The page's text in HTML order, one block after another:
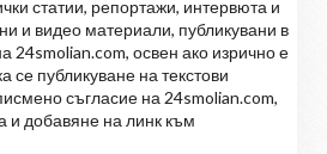
статии, репортажи, интервюта и
и видео материали, публикувани в
24smolian.com, освен ако изрично е
се публикуване на текстови
съгласие на 24smolian.com,
и добавяне на линк към